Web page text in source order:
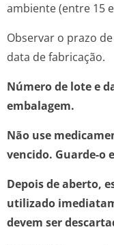
ambiente (entre 15
Observar o prazo
data de fabricação.
Número de lote e
embalagem.
Não use
vencido. Guarde-o
Depois de aberto,
utilizado
devem ser